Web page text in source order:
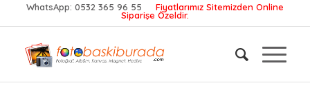
WhatsApp: 0532 365 96 55 Fiyatlarımız Sitemizden Online
Siparişe Özeldir.